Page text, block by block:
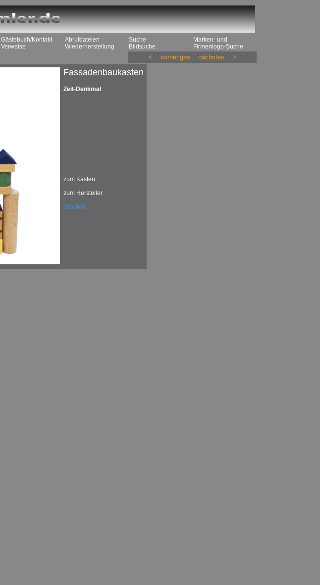
Gästebuch/Kontakt
Verweise
Abrufdateien
Wiederherstellung
Suche
Bildsuche
Marken- und
Firmenlogo-Suche
< vorheriges nächstes >
Fassadenbaukasten
Zeit-Denkmal
zum Kasten
zum Hersteller
Großbild